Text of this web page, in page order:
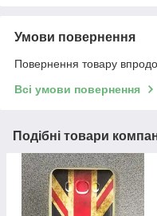
Умови повернення
Повернення товару
Всі умови повернення
Подібні товари